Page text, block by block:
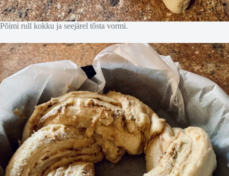
Põimi rull kokku ja seejärel tõsta vormi.